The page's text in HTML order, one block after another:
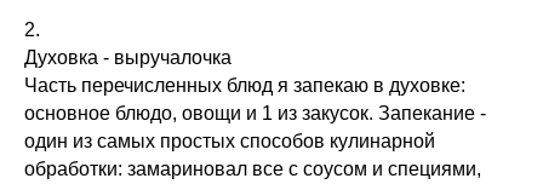
2.
Духовка - выручалочка
Часть перечисленных блюд я запекаю в духовке:
основное блюдо, овощи и 1 из закусок. Запекание -
один из самых простых способов кулинарной
обработки: замариновал все с соусом и специями,